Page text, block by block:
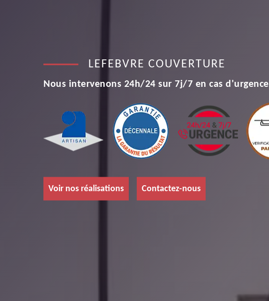
LEFEBVRE COUVERTURE
Nous intervenons 24h/24 sur 7j/7 en cas d'urgence
Voir nos réalisations Contactez-nous